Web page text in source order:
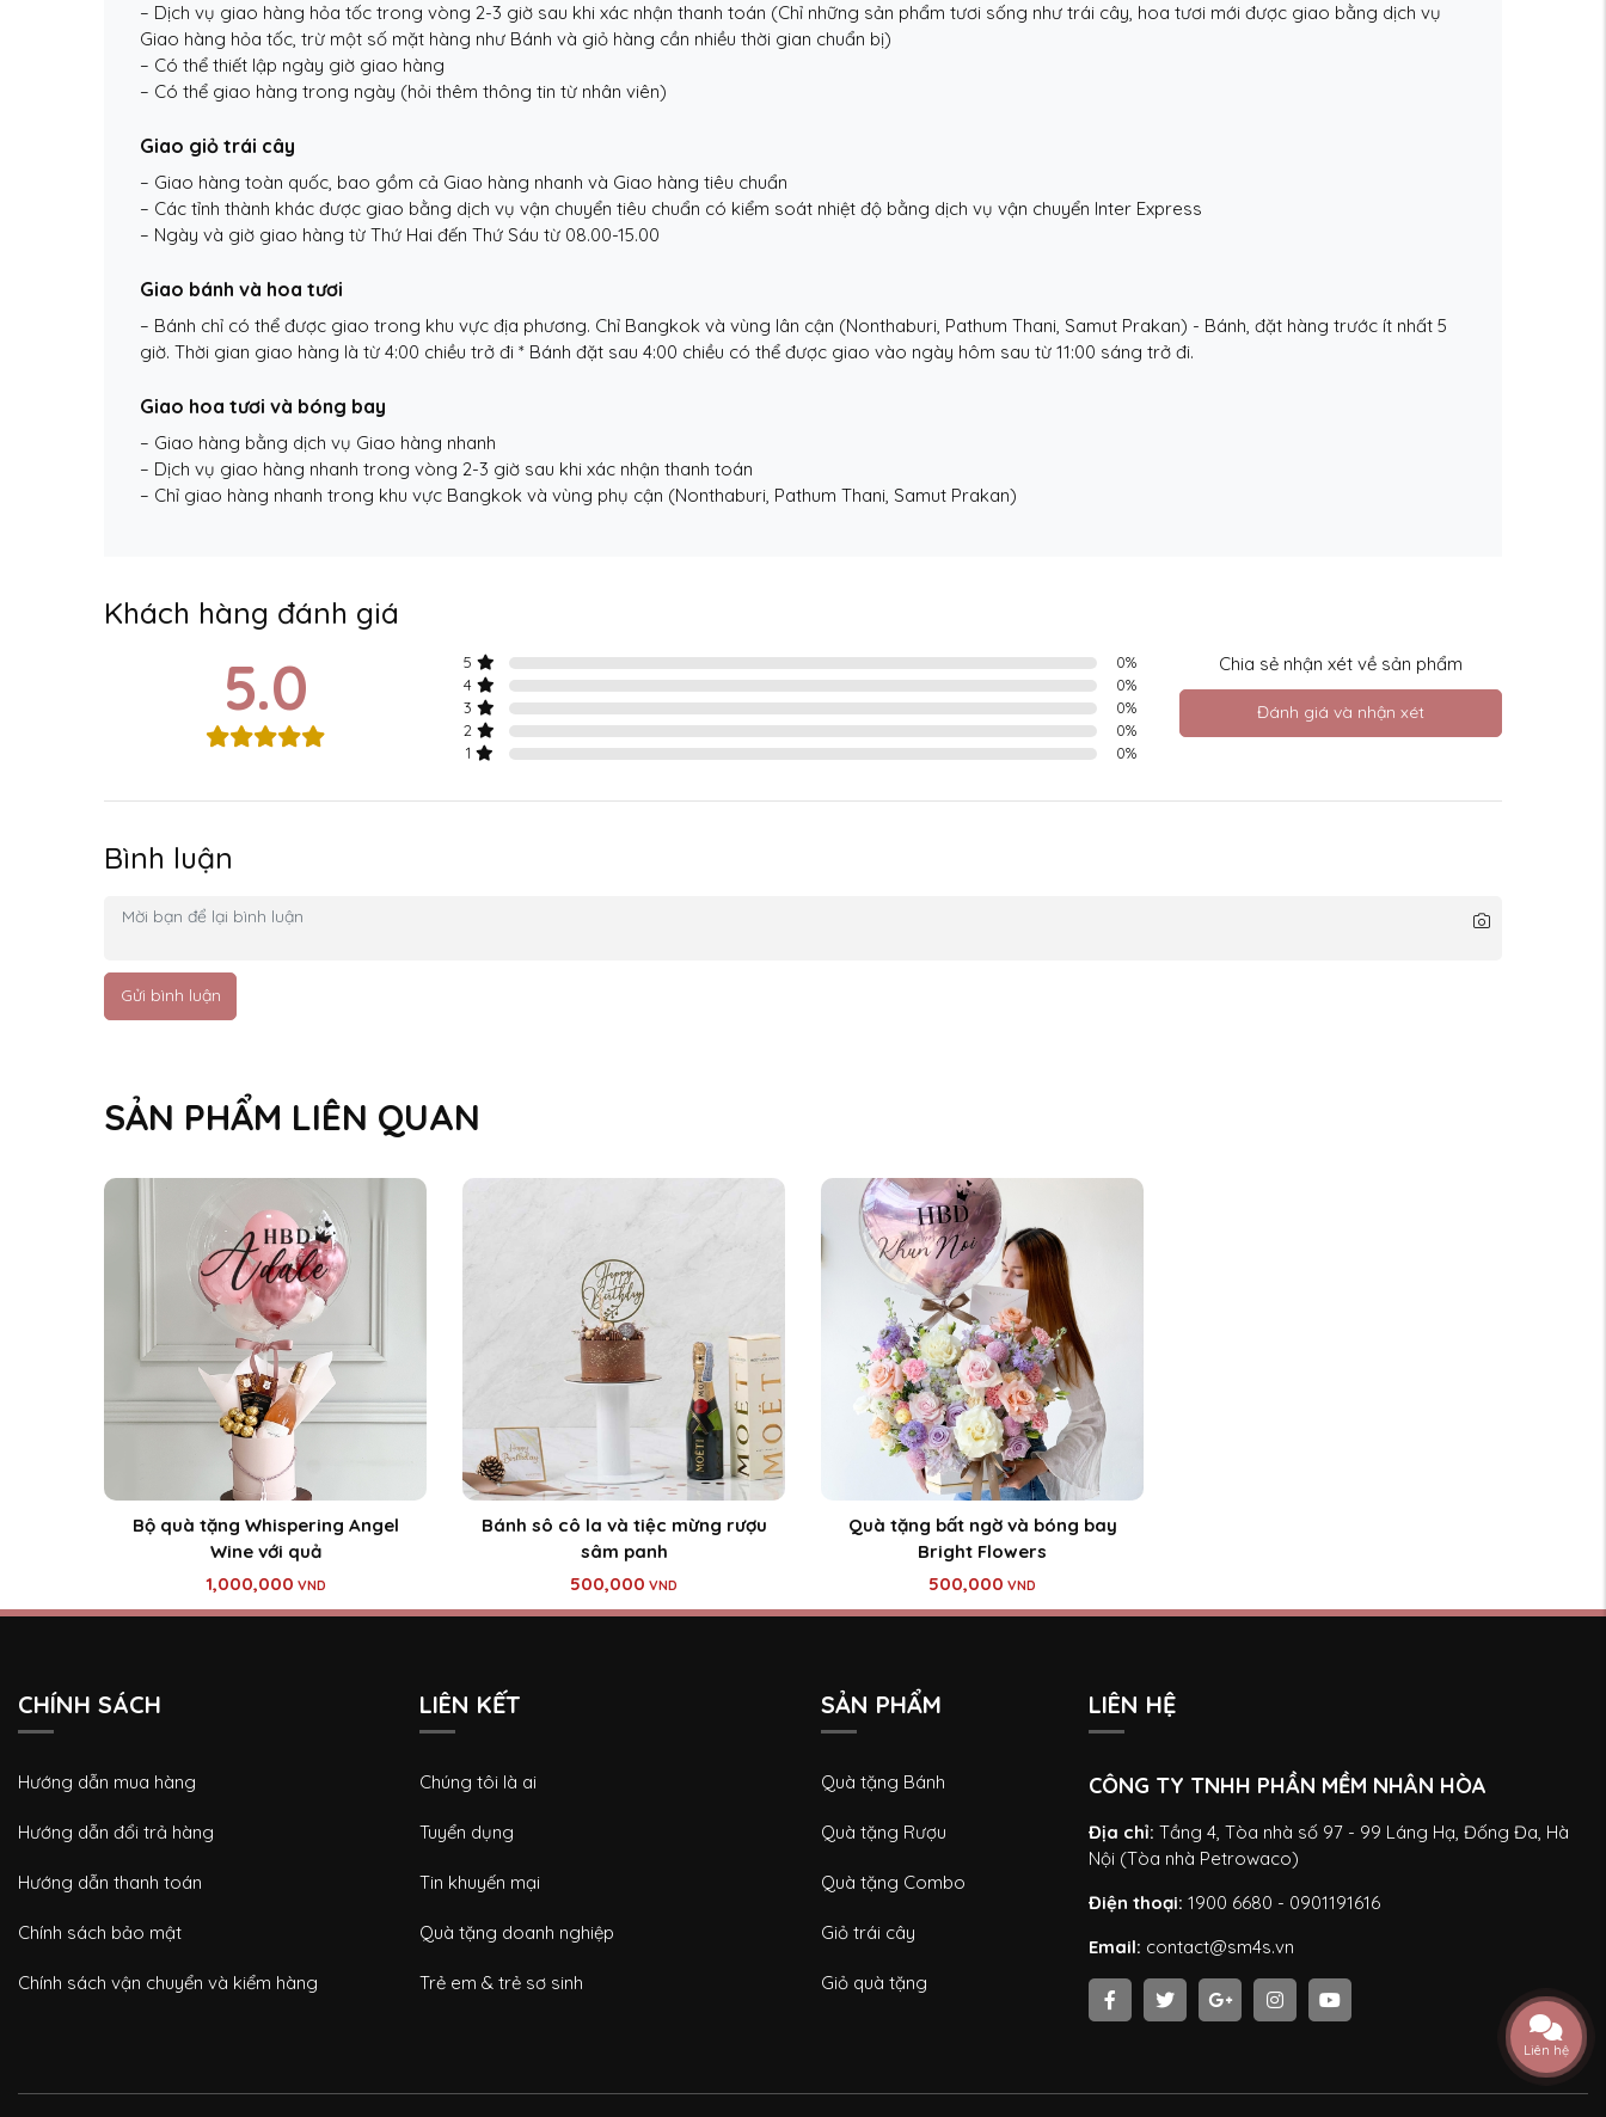
– Dịch vụ giao hàng hỏa tốc trong vòng 2-3 giờ sau khi xác nhận thanh toán (Chỉ những sản phẩm tươi sống như trái cây, hoa tươi mới được giao bằng dịch vụ
Giao hàng hỏa tốc, trừ một số mặt hàng như Bánh và giỏ hàng cần nhiều thời gian chuẩn bị)
– Có thể thiết lập ngày giờ giao hàng
– Có thể giao hàng trong ngày (hỏi thêm thông tin từ nhân viên)
Giao giỏ trái cây
– Giao hàng toàn quốc, bao gồm cả Giao hàng nhanh và Giao hàng tiêu chuẩn
– Các tỉnh thành khác được giao bằng dịch vụ vận chuyển tiêu chuẩn có kiểm soát nhiệt độ bằng dịch vụ vận chuyển Inter Express
– Ngày và giờ giao hàng từ Thứ Hai đến Thứ Sáu từ 08.00-15.00
Giao bánh và hoa tươi
– Bánh chỉ có thể được giao trong khu vực địa phương. Chỉ Bangkok và vùng lân cận (Nonthaburi, Pathum Thani, Samut Prakan) - Bánh, đặt hàng trước ít nhất 5
giờ. Thời gian giao hàng là từ 4:00 chiều trở đi * Bánh đặt sau 4:00 chiều có thể được giao vào ngày hôm sau từ 11:00 sáng trở đi.
Giao hoa tươi và bóng bay
– Giao hàng bằng dịch vụ Giao hàng nhanh
– Dịch vụ giao hàng nhanh trong vòng 2-3 giờ sau khi xác nhận thanh toán
– Chỉ giao hàng nhanh trong khu vực Bangkok và vùng phụ cận (Nonthaburi, Pathum Thani, Samut Prakan)
Khách hàng đánh giá
5.0 5 0%
4
0%
3
0%
2
0%
1
0%
Chia sẻ nhận xét về sản phẩm
Đánh giá và nhận xét
Bình luận
Gửi bình luận
SẢN PHẨM LIÊN QUAN
Bộ quà tặng Whispering Angel
Wine với quả
1,000,000 VND
Bánh sô cô la và tiệc mừng rượu
sâm panh
500,000 VND
Quà tặng bất ngờ và bóng bay
Bright Flowers
500,000 VND
CHÍNH SÁCH
Hướng dẫn mua hàng
Hướng dẫn đổi trả hàng
Hướng dẫn thanh toán
Chính sách bảo mật
Chính sách vận chuyển và kiểm hàng
LIÊN KẾT
Chúng tôi là ai
Tuyển dụng
Tin khuyến mại
Quà tặng doanh nghiệp
Trẻ em & trẻ sơ sinh
SẢN PHẨM
Quà tặng Bánh
Quà tặng Rượu
Quà tặng Combo
Giỏ trái cây
Giỏ quà tặng
LIÊN HỆ
CÔNG TY TNHH PHẦN MỀM NHÂN HÒA
Địa chỉ: Tầng 4, Tòa nhà số 97 - 99 Láng Hạ, Đống Đa, Hà
Nội (Tòa nhà Petrowaco)
Điện thoại: 1900 6680 - 0901191616
Email: contact@sm4s.vn
Liên hệ